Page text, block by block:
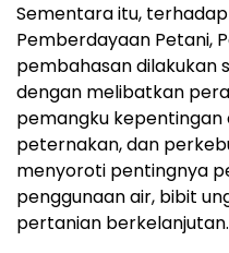
Sementara itu,
Pemberdayaan Petani,
pembahasan dilakukan
dengan melibatkan
pemangku
peternakan, dan
menyoroti pentingnya
penggunaan air, bibit
pertanian berkelanjutan.